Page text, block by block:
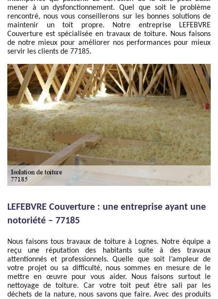
mener à un dysfonctionnement. Quel que soit le problème
rencontré, nous vous conseillerons sur les bonnes solutions de
maintenir un toit propre. Notre entreprise LEFEBVRE
Couverture est spécialisée en travaux de toiture. Nous faisons
de notre mieux pour améliorer nos performances pour mieux
servir les clients de 77185.
LEFEBVRE Couverture : une entreprise ayant une
notoriété – 77185
Nous faisons tous travaux de toiture à Lognes. Notre équipe a
reçu une réputation des habitants suite à des travaux
attentionnés et professionnels. Quelle que soit l’ampleur de
votre projet ou sa difficulté, nous sommes en mesure de le
mettre en œuvre pour vous aider. Nous faisons surtout le
nettoyage de toiture. Car votre toit peut être sali par les
déchets de la nature, nous savons que faire. Avec des produits